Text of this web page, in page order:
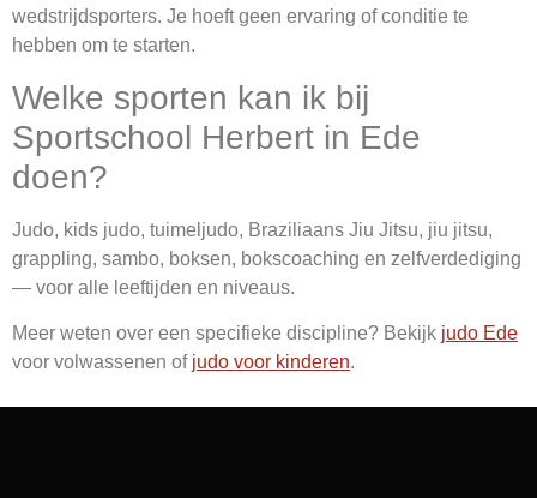
wedstrijdsporters. Je hoeft geen ervaring of conditie te
hebben om te starten.
Welke sporten kan ik bij
Sportschool Herbert in Ede
doen?
Judo, kids judo, tuimeljudo, Braziliaans Jiu Jitsu, jiu jitsu,
grappling, sambo, boksen, bokscoaching en zelfverdediging
— voor alle leeftijden en niveaus.
Meer weten over een specifieke discipline? Bekijk judo Ede
voor volwassenen of judo voor kinderen.